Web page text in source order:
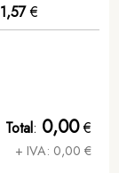
1,57€
Total: 0,00€
+ IVA: 0,00 €